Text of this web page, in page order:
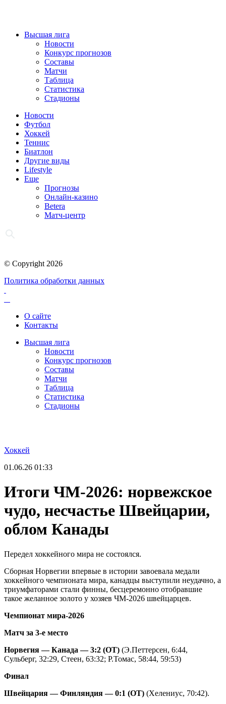
Высшая лига
Новости
Конкурс прогнозов
Составы
Матчи
Таблица
Статистика
Стадионы
Новости
Футбол
Хоккей
Теннис
Биатлон
Другие виды
Lifestyle
Еще
Прогнозы
Онлайн-казино
Betera
Матч-центр
© Copyright 2026
Политика обработки данных
О сайте
Контакты
Высшая лига
Новости
Конкурс прогнозов
Составы
Матчи
Таблица
Статистика
Стадионы
Хоккей
01.06.26 01:33
Итоги ЧМ-2026: норвежское
чудо, несчастье Швейцарии,
облом Канады
Передел хоккейного мира не состоялся.
Сборная Норвегии впервые в истории завоевала медали
хоккейного чемпионата мира, канадцы выступили неудачно, а
триумфаторами стали финны, бесцеремонно отобравшие
такое желанное золото у хозяев ЧМ-2026 швейцарцев.
Чемпионат мира-2026
Матч за 3-е место
Норвегия — Канада — 3:2 (ОТ) (Э.Петтерсен, 6:44,
Сульберг, 32:29, Стеен, 63:32; Р.Томас, 58:44, 59:53)
Финал
Швейцария — Финляндия — 0:1 (ОТ) (Хелениус, 70:42).